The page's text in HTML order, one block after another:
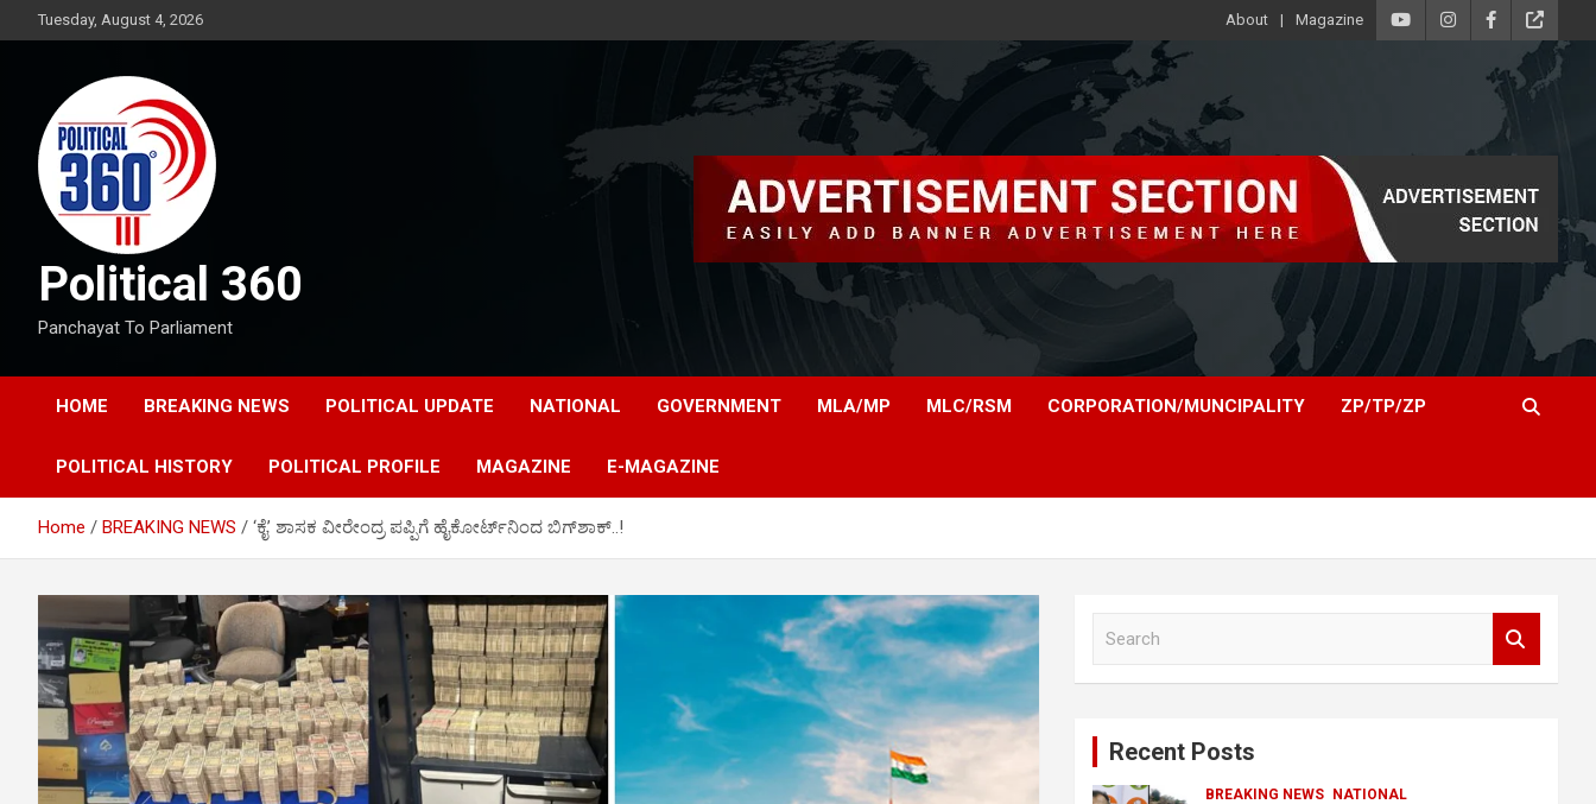
to
Tuesday, August 4, 2026 About Magazine
Political 360
Panchayat To Parliament
HOME BREAKING NEWS POLITICAL UPDATE NATIONAL GOVERNMENT MLA/MP MLC/RSM CORPORATION/MUNCIPALITY ZP/TP/ZP
POLITICAL HISTORY POLITICAL PROFILE MAGAZINE E-MAGAZINE
Home BREAKING NEWS ‘ಕೈ’ ಶಾಸಕ ವೀರೇಂದ್ರ ಪಪ್ಪಿಗೆ ಹೈಕೋರ್ಟ್‌ನಿಂದ​ ಬಿಗ್‌ಶಾಕ್..!
Recent Posts
BREAKING NEWS
NATIONAL